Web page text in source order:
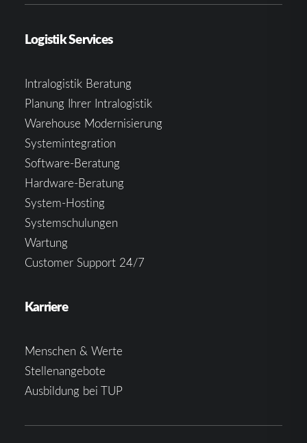
Logistik Services
Intralogistik Beratung
Planung Ihrer Intralogistik
Warehouse Modernisierung
Systemintegration
Software-Beratung
Hardware-Beratung
System-Hosting
Systemschulungen
Wartung
Customer Support 24/7
Karriere
Menschen & Werte
Stellenangebote
Ausbildung bei TUP